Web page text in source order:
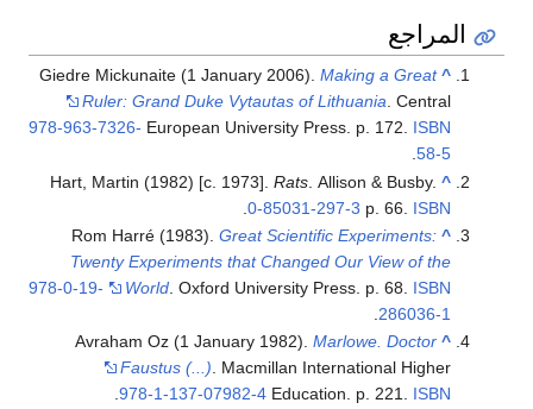
المراجع
^
Giedre Mickunaite (1 January 2006).Making a Great
Ruler: Grand Duke Vytautas of Lithuania . Central
European University Press. p. 172. ISBN
978-963-7326-
58-5
.
^
Hart, Martin (1982) [c. 1973].Rats . Allison & Busby.
p. 66. ISBN
0-85031-297-3
.
^
Rom Harré (1983).Great Scientific Experiments:
Twenty Experiments that Changed Our View of the
World . Oxford University Press. p. 68. ISBN
978-0-19-
286036-1
^
Avraham Oz (1 January 1982).Marlowe. Doctor
Faustus (...). Macmillan International Higher
Education. p. 221. ISBN
978-1-137-07982-4
.